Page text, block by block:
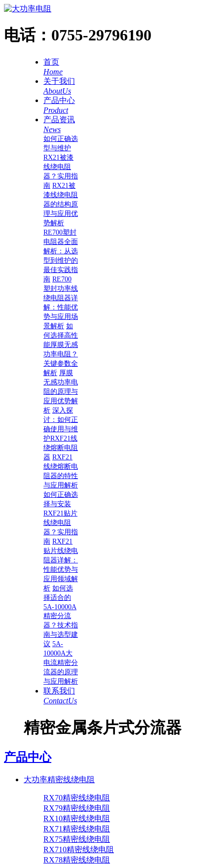
电话： 0755-29796190
首页
Home
关于我们
AboutUs
产品中心
Product
产品资讯
News
如何正确选
型与维护
RX21被漆
线绕电阻
器？实用指
南 RX21被
漆线绕电阻
器的结构原
理与应用优
势解析
RE700塑封
电阻器全面
解析：从选
型到维护的
最佳实践指
南 RE700
塑封功率线
绕电阻器详
解：性能优
势与应用场
景解析 如
何选择高性
能厚膜无感
功率电阻？
关键参数全
解析 厚膜
无感功率电
阻的原理与
应用优势解
析 深入探
讨：如何正
确使用与维
护RXF21线
绕熔断电阻
器 RXF21
线绕熔断电
阻器的特性
与应用解析
如何正确选
择与安装
RXF21贴片
线绕电阻
器？实用指
南 RXF21
贴片线绕电
阻器详解：
性能优势与
应用领域解
析 如何选
择适合的
5A-10000A
精密分流
器？技术指
南与选型建
议 5A-
10000A大
电流精密分
流器的原理
与应用解析
联系我们
ContactUs
精密金属条片式分流器
产品中心
大功率精密线绕电阻
RX70精密线绕电阻
RX79精密线绕电阻
RX10精密线绕电阻
RX71精密线绕电阻
RX75精密线绕电阻
RX710精密线绕电阻
RX78精密线绕电阻